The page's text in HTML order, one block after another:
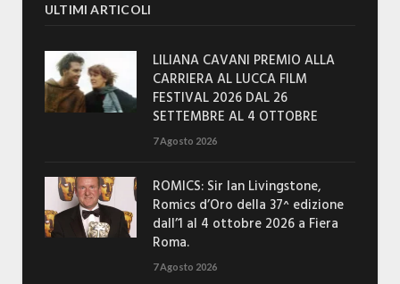
ULTIMI ARTICOLI
LILIANA CAVANI PREMIO ALLA
CARRIERA AL LUCCA FILM
FESTIVAL 2026 DAL 26
SETTEMBRE AL 4 OTTOBRE
7 Agosto 2026
ROMICS: Sir Ian Livingstone,
Romics d’Oro della 37^ edizione
dall’1 al 4 ottobre 2026 a Fiera
Roma.
7 Agosto 2026